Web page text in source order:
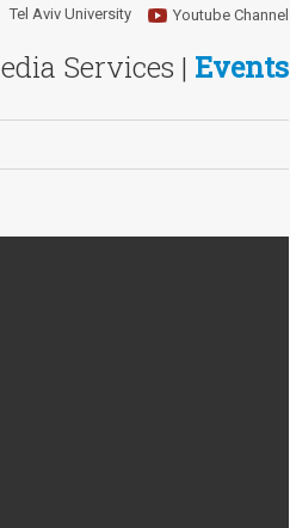
Services | Events
Youtube Channel
Tel Aviv University